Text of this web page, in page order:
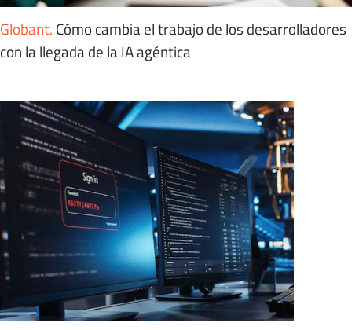
Globant. Cómo cambia el trabajo de los desarrolladores
con la llegada de la IA agéntica